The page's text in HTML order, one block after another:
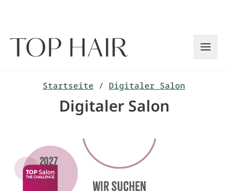
Startseite / Digitaler Salon
Digitaler Salon